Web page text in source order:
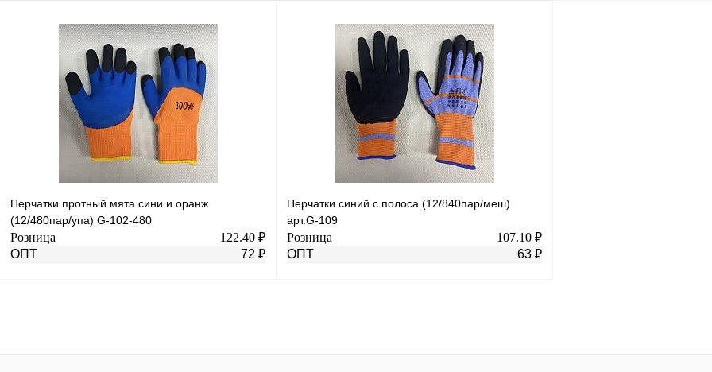
В корзину
Купить в 1 клик К сравнению
В избранное
наличии
В корзину
Купить в 1 клик К сравнению
В избранное
наличии
Перчатки протный мята сини и оранж
(12/480пар/упа) G-102-480
Розница
122.40 ₽
ОПТ
72 ₽
Купить в 1 клик К сравнению
Перчатки синий с полоса (12/840пар/меш)
арт.G-109
Розница
107.10 ₽
ОПТ
63 ₽
Купить в 1 клик К сравнению